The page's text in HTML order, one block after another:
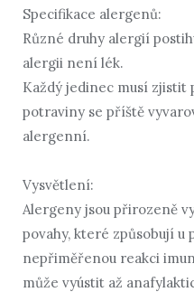
Specifikace alergenů:
Různé druhy alergií
alergii není lék.
Každý jedinec musí zjistit
potraviny se příště
alergenní.
Vysvětlení:
Alergeny jsou přirozeně
povahy, které způsobují
nepřiměřenou reakci
může vyústit až